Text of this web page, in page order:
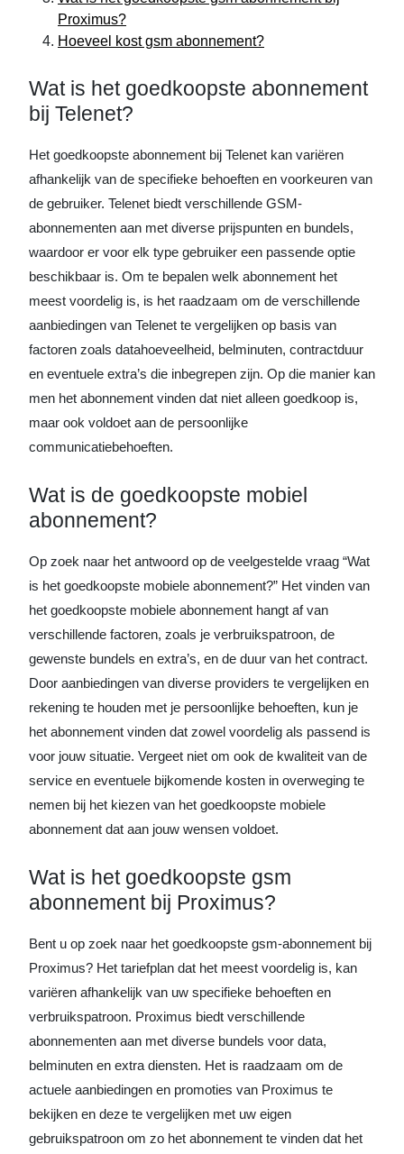
Proximus?
Hoeveel kost gsm abonnement?
Wat is het goedkoopste abonnement
bij Telenet?
Het goedkoopste abonnement bij Telenet kan variëren
afhankelijk van de specifieke behoeften en voorkeuren van
de gebruiker. Telenet biedt verschillende GSM-
abonnementen aan met diverse prijspunten en bundels,
waardoor er voor elk type gebruiker een passende optie
beschikbaar is. Om te bepalen welk abonnement het
meest voordelig is, is het raadzaam om de verschillende
aanbiedingen van Telenet te vergelijken op basis van
factoren zoals datahoeveelheid, belminuten, contractduur
en eventuele extra’s die inbegrepen zijn. Op die manier kan
men het abonnement vinden dat niet alleen goedkoop is,
maar ook voldoet aan de persoonlijke
communicatiebehoeften.
Wat is de goedkoopste mobiel
abonnement?
Op zoek naar het antwoord op de veelgestelde vraag “Wat
is het goedkoopste mobiele abonnement?” Het vinden van
het goedkoopste mobiele abonnement hangt af van
verschillende factoren, zoals je verbruikspatroon, de
gewenste bundels en extra’s, en de duur van het contract.
Door aanbiedingen van diverse providers te vergelijken en
rekening te houden met je persoonlijke behoeften, kun je
het abonnement vinden dat zowel voordelig als passend is
voor jouw situatie. Vergeet niet om ook de kwaliteit van de
service en eventuele bijkomende kosten in overweging te
nemen bij het kiezen van het goedkoopste mobiele
abonnement dat aan jouw wensen voldoet.
Wat is het goedkoopste gsm
abonnement bij Proximus?
Bent u op zoek naar het goedkoopste gsm-abonnement bij
Proximus? Het tariefplan dat het meest voordelig is, kan
variëren afhankelijk van uw specifieke behoeften en
verbruikspatroon. Proximus biedt verschillende
abonnementen aan met diverse bundels voor data,
belminuten en extra diensten. Het is raadzaam om de
actuele aanbiedingen en promoties van Proximus te
bekijken en deze te vergelijken met uw eigen
gebruikspatroon om zo het abonnement te vinden dat het